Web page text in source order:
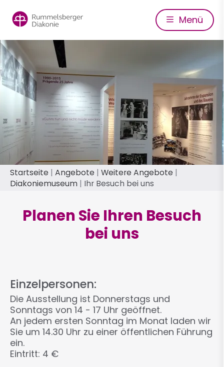
zum
Inhalt
Menü
Pfadnavigation
Startseite Angebote
Weitere Angebote
Diakoniemuseum
Ihr Besuch bei uns
Planen Sie Ihren Besuch
bei uns
Einzelpersonen:
Die Ausstellung ist Donnerstags und
Sonntags von 14 - 17 Uhr geöffnet.
An jedem ersten Sonntag im Monat laden wir
Sie um 14.30 Uhr zu einer öffentlichen Führung
ein.
Eintritt: 4 €